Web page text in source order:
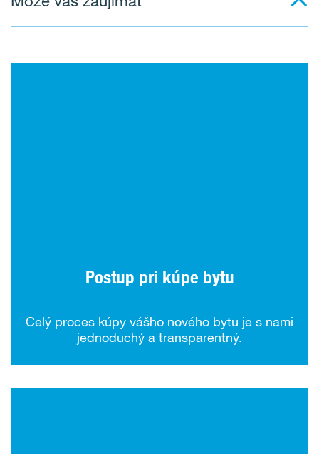
Postup pri kúpe bytu
Celý proces kúpy vášho nového bytu je s nami
jednoduchý a transparentný.